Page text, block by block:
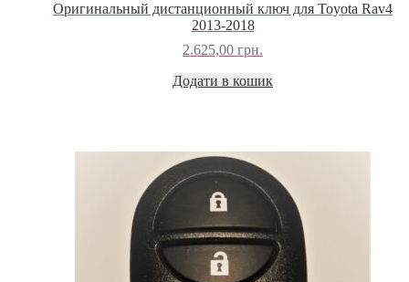
Оригинальный дистанционный ключ для Toyota Rav4
2013-2018
2.625,00 грн.
Додати в кошик